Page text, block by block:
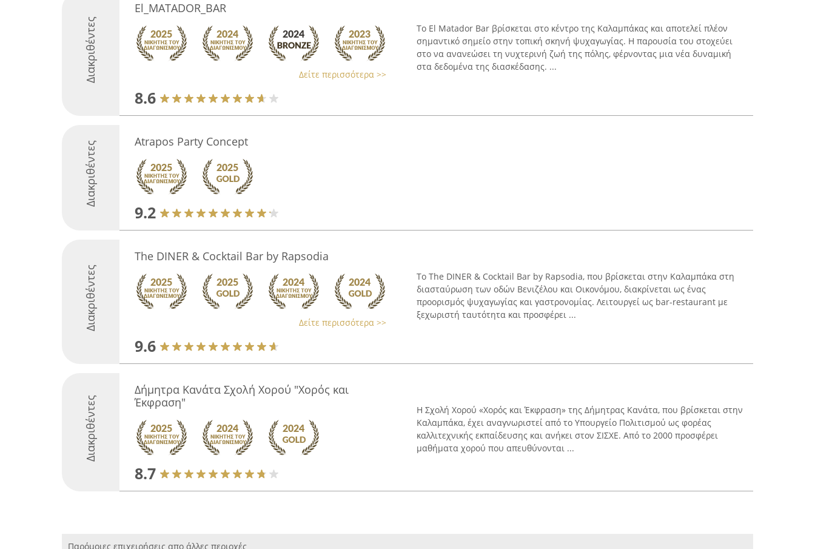
Διακριθέντες
El_MATADOR_BAR
Δείτε περισσότερα >>
8.6
Το El Matador Bar βρίσκεται στο κέντρο της Καλαμπάκας και αποτελεί πλέον
σημαντικό σημείο στην τοπική σκηνή ψυχαγωγίας. Η παρουσία του στοχεύει
στο να ανανεώσει τη νυχτερινή ζωή της πόλης, φέρνοντας μια νέα δυναμική
στα δεδομένα της διασκέδασης. ...
Διακριθέντες Atrapos Party Concept
9.2
Διακριθέντες
The DINER & Cocktail Bar by Rapsodia
Δείτε περισσότερα >>
9.6
Το The DINER & Cocktail Bar by Rapsodia, που βρίσκεται στην Καλαμπάκα στη
διασταύρωση των οδών Βενιζέλου και Οικονόμου, διακρίνεται ως ένας
προορισμός ψυχαγωγίας και γαστρονομίας. Λειτουργεί ως bar-restaurant με
ξεχωριστή ταυτότητα και προσφέρει ...
Διακριθέντες
Δήμητρα Κανάτα Σχολή Χορού "Χορός και
Έκφραση"
8.7
Η Σχολή Χορού «Χορός και Έκφραση» της Δήμητρας Κανάτα, που βρίσκεται στην
Καλαμπάκα, έχει αναγνωριστεί από το Υπουργείο Πολιτισμού ως φορέας
καλλιτεχνικής εκπαίδευσης και ανήκει στον ΣΙΣΧΕ. Από το 2000 προσφέρει
μαθήματα χορού που απευθύνονται ...
Παρόμοιες επιχειρήσεις απο άλλες περιοχές